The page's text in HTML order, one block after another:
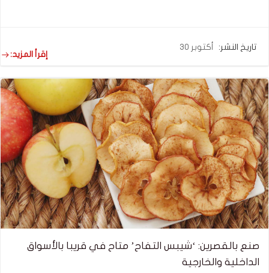
تاريخ النشر:
أكتوبر 30
إقرأ المزيد:
صنع بالقصرين: ‘شيبس التفاح’ متاح في قريبا بالأسواق
الداخلية والخارجية